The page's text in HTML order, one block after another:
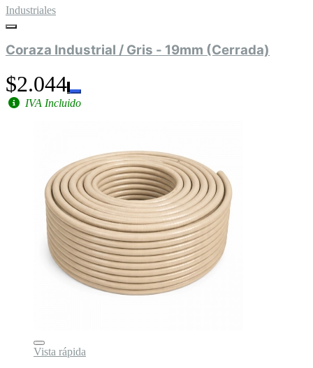
Industriales
Coraza Industrial / Gris - 19mm (Cerrada)
$2.044
IVA Incluido
Vista rápida